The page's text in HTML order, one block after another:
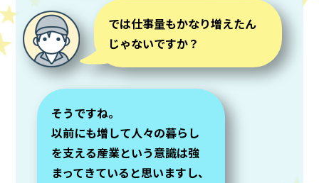
では仕事量もかなり増えたん
じゃないですか？
そうですね。
以前にも増して人々の暮らし
を支える産業という意識は強
まってきていると思いますし、